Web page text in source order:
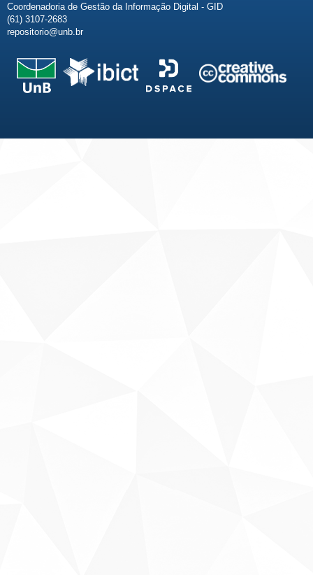
Coordenadoria de Gestão da Informação Digital - GID
(61) 3107-2683
repositorio@unb.br